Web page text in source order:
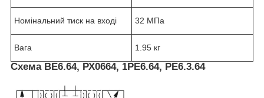
Номінальний тиск на вході 32 МПа
Вага 1.95 кг
Схема ВЕ6.64, РХ0664, 1РЕ6.64, РЕ6.3.64